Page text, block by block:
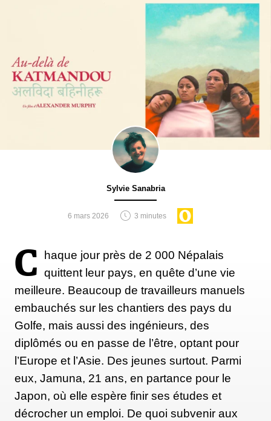
Sylvie Sanabria
6 mars 2026 3 minutes
C
haque jour près de 2 000 Népalais
quittent leur pays, en quête d’une vie
meilleure. Beaucoup de travailleurs manuels
embauchés sur les chantiers des pays du
Golfe, mais aussi des ingénieurs, des
diplômés ou en passe de l’être, optant pour
l’Europe et l’Asie. Des jeunes surtout. Parmi
eux, Jamuna, 21 ans, en partance pour le
Japon, où elle espère finir ses études et
décrocher un emploi. De quoi subvenir aux